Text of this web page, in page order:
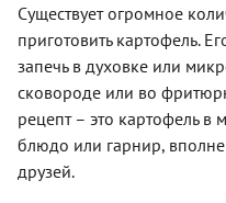
Существует огромное
приготовить картофель.
запечь в духовке или
сковороде или во
рецепт – это картофель в
блюдо или гарнир,
друзей.